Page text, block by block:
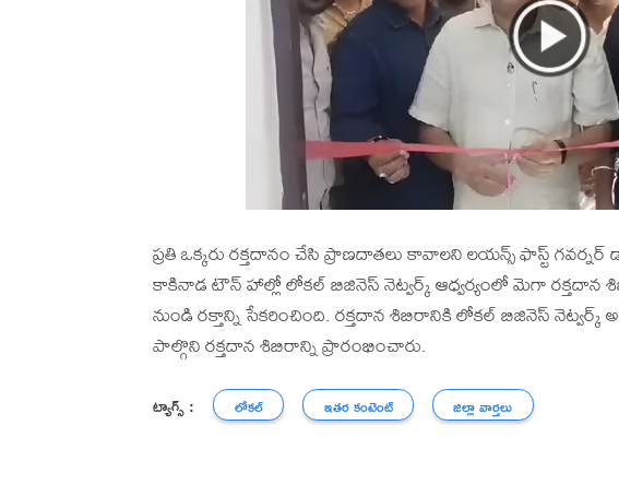
ప్రతి ఒక్కరు రక్తదానం చేసి ప్రాణదాతలు కావాలని లయన్స్ ఫాస్ట్
కాకినాడ టౌన్ హాల్లో లోకల్ బిజినెస్ నెట్వర్క్ ఆధ్వర్యంలో మెగా రక్తదాన
నుండి రక్తాన్ని సేకరించింది. రక్తదాన శిబిరానికి లోకల్ బిజినెస్ నెట్వర్క్
పాల్గొని రక్తదాన శిబిరాన్ని ప్రారంభించారు.
ట్యాగ్స్ : లోకల్ ఇతర కంటెంట్ జిల్లా వార్తలు